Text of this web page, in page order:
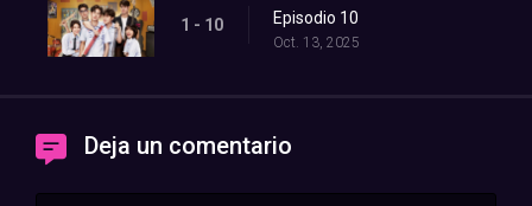
1 - 10 Episodio 10
Oct. 13, 2025
Deja un comentario